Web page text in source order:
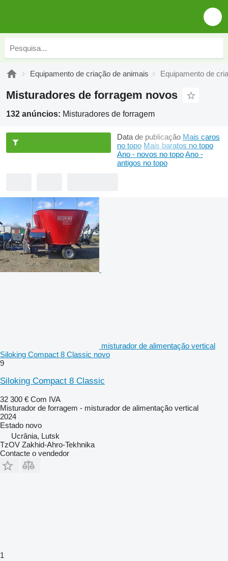
Equipamento de criação de animais Equipamento de
Misturadores de forragem novos
132 anúncios: Misturadores de forragem
Data de publicação Mais caros
no topo Mais baratos no topo
Ano - novos no topoAno -
antigos no topo
misturador de alimentação vertical
Siloking Compact 8 Classic novo
9
Siloking Compact 8 Classic
32 300 € Com IVA
Misturador de forragem - misturador de alimentação vertical
2024
Estado novo
Ucrânia, Lutsk
TzOV Zakhid-Ahro-Tekhnika
Contacte o vendedor
1